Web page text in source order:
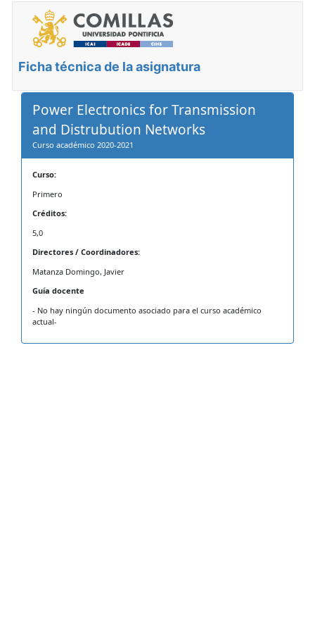
Ficha técnica de la asignatura
Power Electronics for Transmission
and Distrubution Networks
Curso académico 2020-2021
Curso:
Primero
Créditos:
5,0
Directores / Coordinadores:
Matanza Domingo, Javier
Guía docente
- No hay ningún documento asociado para el curso académico
actual-